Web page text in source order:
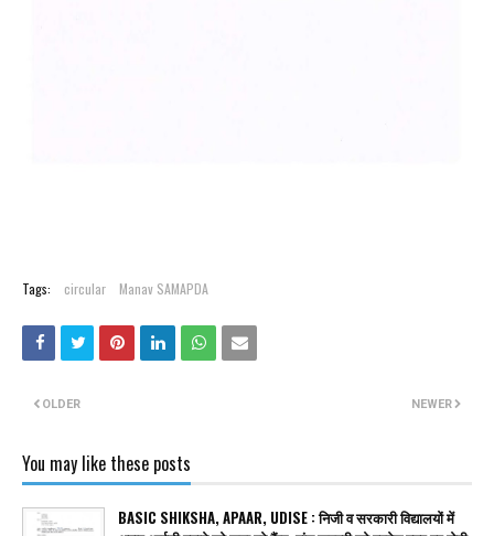
Tags: circular Manav SAMAPDA
NEWER
OLDER
You may like these posts
BASIC SHIKSHA, APAAR, UDISE : निजी व सरकारी विद्यालयों में